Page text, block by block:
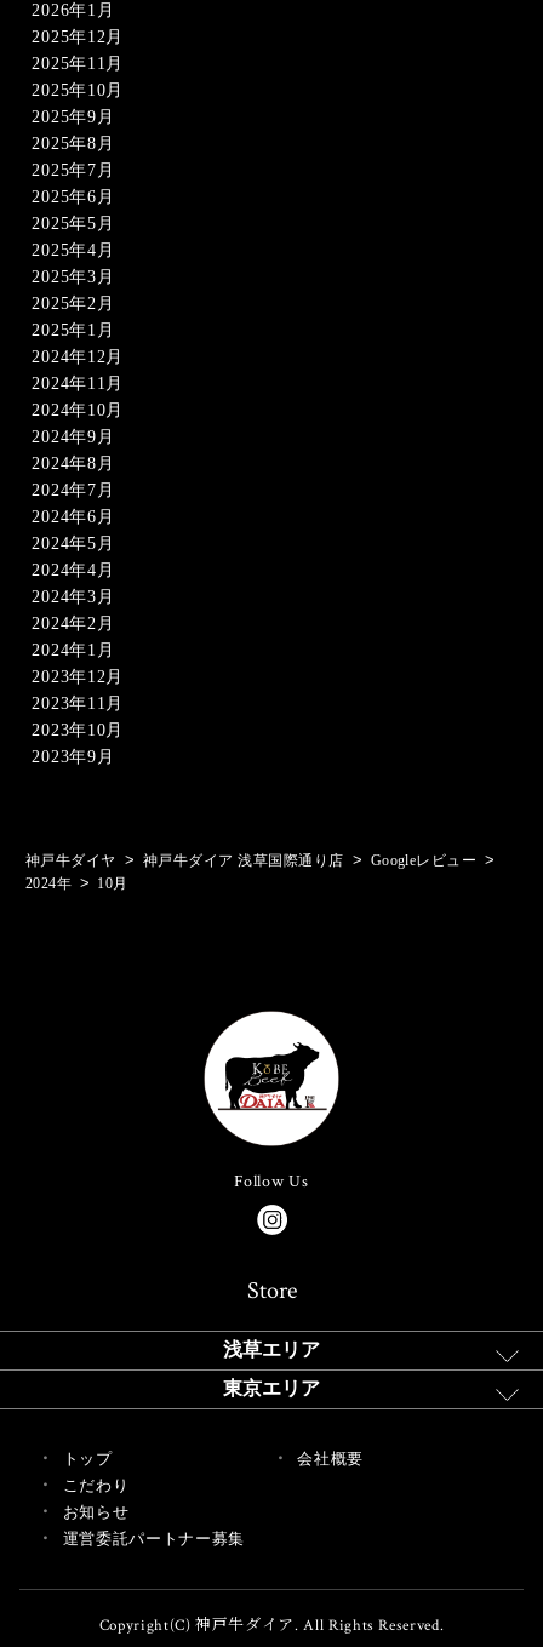
2026年1月
2025年12月
2025年11月
2025年10月
2025年9月
2025年8月
2025年7月
2025年6月
2025年5月
2025年4月
2025年3月
2025年2月
2025年1月
2024年12月
2024年11月
2024年10月
2024年9月
2024年8月
2024年7月
2024年6月
2024年5月
2024年4月
2024年3月
2024年2月
2024年1月
2023年12月
2023年11月
2023年10月
2023年9月
神戸牛ダイヤ > 神戸牛ダイア 浅草国際通り店 > Googleレビュー >
2024年 > 10月
Follow Us
Store
浅草エリア
東京エリア
トップ
こだわり
お知らせ
運営委託パートナー募集
会社概要
Copyright(C) 神戸牛ダイア. All Rights Reserved.